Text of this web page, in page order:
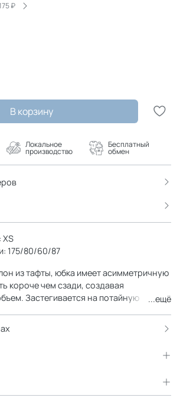
₽
В корзину
Локальное
производство
Бесплатный
обмен
XS
175/80/60/87
из тафты, юбка имеет асимметричную
короче чем сзади, создавая
Застегивается на потайную
подоле для создания яркой
выреза.
...ещё